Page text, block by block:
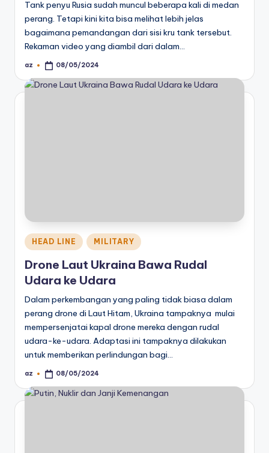
Tank penyu Rusia sudah muncul beberapa kali di medan
perang. Tetapi kini kita bisa melihat lebih jelas
bagaimana pemandangan dari sisi kru tank tersebut.
Rekaman video yang diambil dari dalam…
Posted
az 08/05/2024
Posted
in
HEAD LINE MILITARY
Drone Laut Ukraina Bawa Rudal
Udara ke Udara
Dalam perkembangan yang paling tidak biasa dalam
perang drone di Laut Hitam, Ukraina tampaknya mulai
mempersenjatai kapal drone mereka dengan rudal
udara-ke-udara. Adaptasi ini tampaknya dilakukan
untuk memberikan perlindungan bagi…
Posted
az 08/05/2024